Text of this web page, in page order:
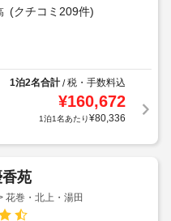
(クチコミ209件)
1泊2名合計/税・手数料込
¥160,672
1泊1名あたり¥80,336
苑
花巻・北上・湯田